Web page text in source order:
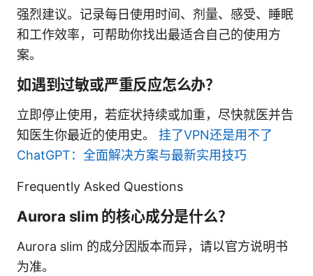
强烈建议。记录每日使用时间、剂量、感受、睡眠
和工作效率，可帮助你找出最适合自己的使用方
案。
如遇到过敏或严重反应怎么办？
立即停止使用，若症状持续或加重，尽快就医并告
知医生你最近的使用史。 挂了VPN还是用不了
ChatGPT：全面解决方案与最新实用技巧
Frequently Asked Questions
Aurora slim 的核心成分是什么？
Aurora slim 的成分因版本而异，请以官方说明书
为准。